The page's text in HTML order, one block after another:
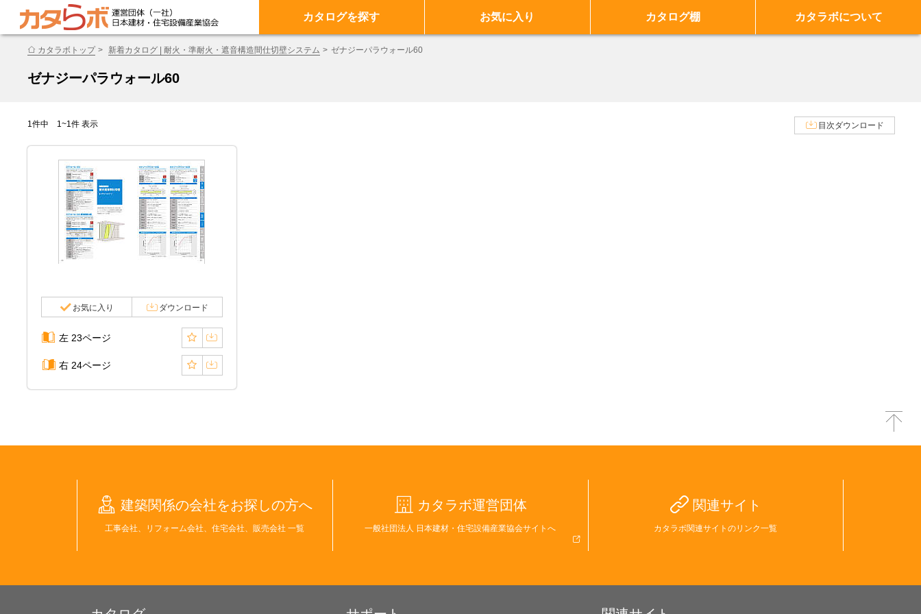
カタログを探す お気に入り カタログ棚 カタラボについて
カタラボトップ 新着カタログ | 耐火・準耐火・遮音構造間仕切壁システム ゼナジーパラウォール60
ゼナジーパラウォール60
1件中 1~1件 表示 目次ダウンロード
お気に入り ダウンロード
左 23ページ
右 24ページ
建築関係の会社をお探しの方へ
工事会社、リフォーム会社、住宅会社、販売会社 一覧
カタラボ運営団体
一般社団法人 日本建材・住宅設備産業協会サイトへ
関連サイト
カタラボ関連サイトのリンク一覧